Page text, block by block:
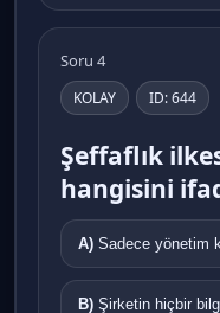
Soru 4
KOLAY ID: 644
Şeffaflık
hangisini
A) Sadece yönetim
B) Şirketin hiçbir